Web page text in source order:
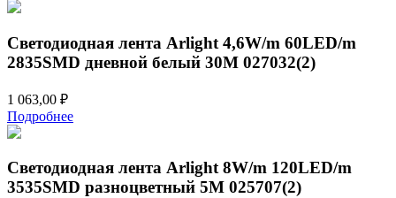
Светодиодная лента Arlight 4,6W/m 60LED/m
2835SMD дневной белый 30M 027032(2)
1 063,00 ₽
Подробнее
Светодиодная лента Arlight 8W/m 120LED/m
3535SMD разноцветный 5M 025707(2)